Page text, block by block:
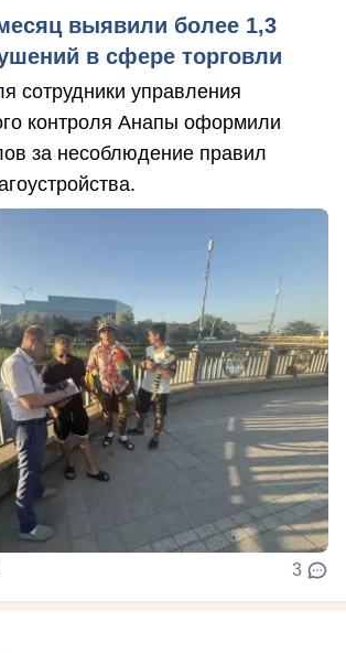
выявили более 1,3
в сфере торговли
сотрудники управления
контроля Анапы оформили
за несоблюдение правил
3